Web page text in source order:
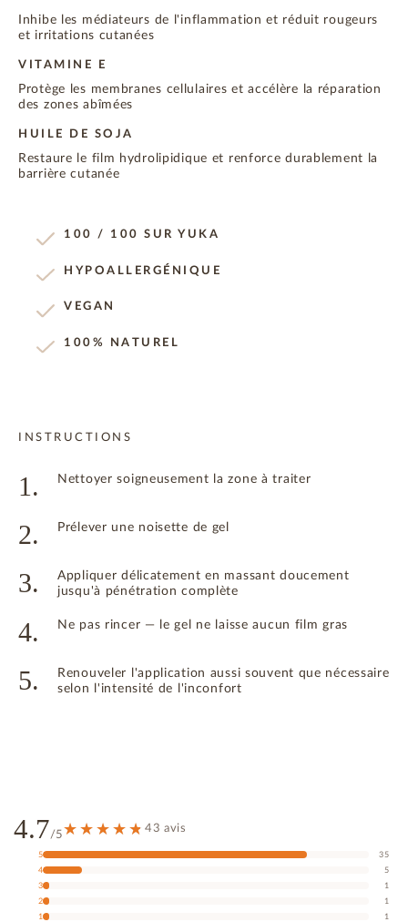
Inhibe les médiateurs de l'inflammation et réduit rougeurs
et irritations cutanées
VITAMINE E
Protège les membranes cellulaires et accélère la réparation
des zones abîmées
HUILE DE SOJA
Restaure le film hydrolipidique et renforce durablement la
barrière cutanée
100 / 100 SUR YUKA
HYPOALLERGÉNIQUE
VEGAN
100% NATUREL
INSTRUCTIONS
1. Nettoyer soigneusement la zone à traiter
2. Prélever une noisette de gel
3.
Appliquer délicatement en massant doucement
jusqu'à pénétration complète
4. Ne pas rincer — le gel ne laisse aucun film gras
5.
Renouveler l'application aussi souvent que nécessaire
selon l'intensité de l'inconfort
4.7/5 43 avis
5
35
4
5
3
1
2
1
1
1